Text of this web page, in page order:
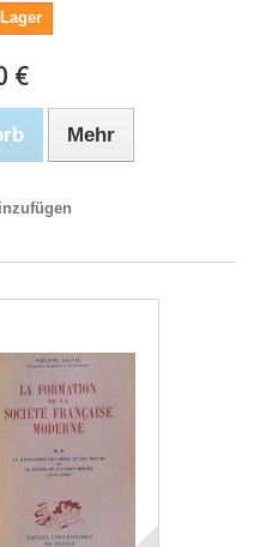
€
Mehr